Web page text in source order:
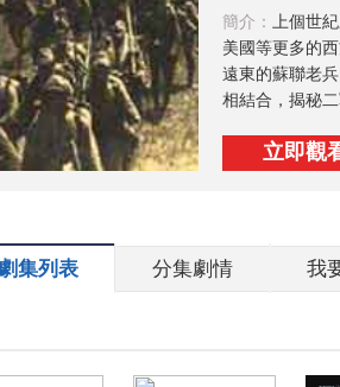
簡介： 上個世
美國等更多的
遠東的蘇聯老
相結合，揭秘
立即觀
集列表 分集劇情 我